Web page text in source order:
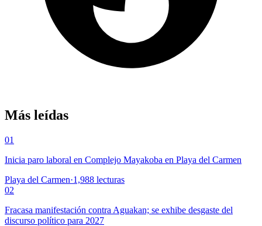
Más leídas
01
Inicia paro laboral en Complejo Mayakoba en Playa del Carmen
Playa del Carmen·1,988 lecturas
02
Fracasa manifestación contra Aguakan; se exhibe desgaste del
discurso político para 2027